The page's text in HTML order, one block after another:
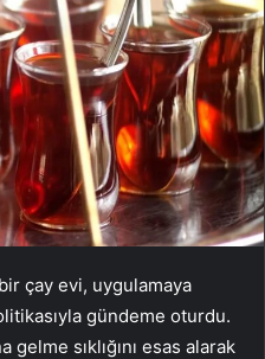
çay evi, uygulamaya
gündeme oturdu.
sıklığını esas alarak